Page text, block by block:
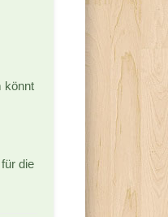
könnt
die